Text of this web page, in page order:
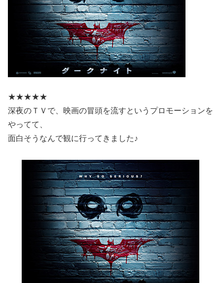
★★★★★
深夜のＴＶで、映画の冒頭を流すというプロモーションを
やってて、
面白そうなんで観に行ってきました♪